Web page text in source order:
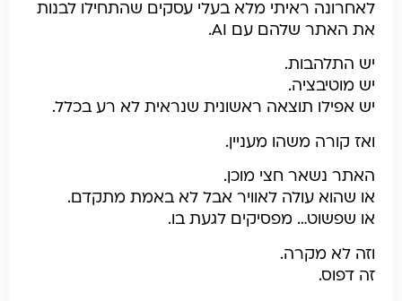
לאחרונה ראיתי מלא בעלי עסקים שהתחילו לבנות
את האתר שלהם עם AI.
יש התלהבות.
יש מוטיבציה.
יש אפילו תוצאה ראשונית שנראית לא רע בכלל.
ואז קורה משהו מעניין.
האתר נשאר חצי מוכן.
או שהוא עולה לאוויר אבל לא באמת מתקדם.
או שפשוט… מפסיקים לגעת בו.
וזה לא מקרה.
זה דפוס.